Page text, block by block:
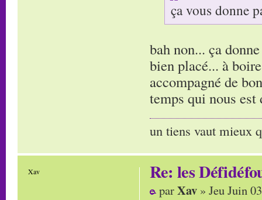
ça vous donne
bah non... ça
bien placé... à
accompagné de
temps qui nous est
un tiens vaut mieux
Re: les
parXav » Jeu Juin
Xav